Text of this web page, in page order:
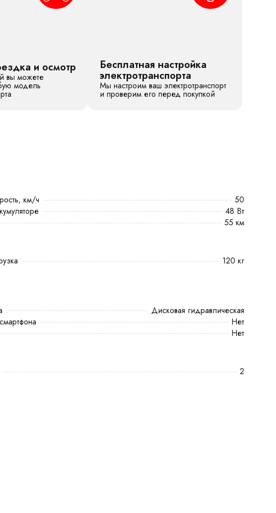
и осмотр
вы можете
модель
Бесплатная настройка
электротранспорта
Мы настроим ваш электротранспорт
и проверим его перед покупкой
км/ч
50
48 Вт
55 км
120 кг
Дисковая гидравлическая
Нет
Нет
2